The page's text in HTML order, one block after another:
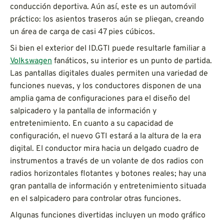
conducción deportiva. Aún así, este es un automóvil
práctico: los asientos traseros aún se pliegan, creando
un área de carga de casi 47 pies cúbicos.
Si bien el exterior del ID.GTI puede resultarle familiar a
Volkswagen fanáticos, su interior es un punto de partida.
Las pantallas digitales duales permiten una variedad de
funciones nuevas, y los conductores disponen de una
amplia gama de configuraciones para el diseño del
salpicadero y la pantalla de información y
entretenimiento. En cuanto a su capacidad de
configuración, el nuevo GTI estará a la altura de la era
digital. El conductor mira hacia un delgado cuadro de
instrumentos a través de un volante de dos radios con
radios horizontales flotantes y botones reales; hay una
gran pantalla de información y entretenimiento situada
en el salpicadero para controlar otras funciones.
Algunas funciones divertidas incluyen un modo gráfico